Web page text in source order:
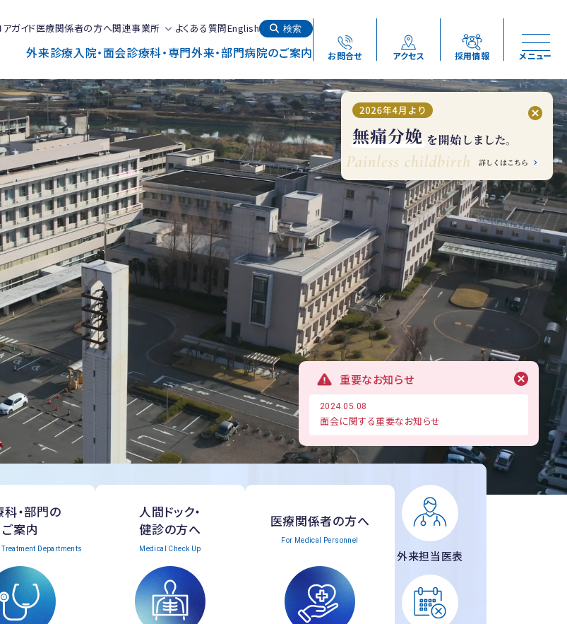
ガイド医療関係者の方へ関連事業所 よくある質問English 検索
外来診療入院・面会診療科・専門外来・部門病院のご案内 お問合せ アクセス 採用情報 メニュー
重要なお知らせ
2024.05.08
面会に関する重要なお知らせ
・部門の
ご案内
Treatment Departments
人間ドック・
健診の方へ
Medical Check Up
医療関係者の方へ
For Medical Personnel
外来担当医表